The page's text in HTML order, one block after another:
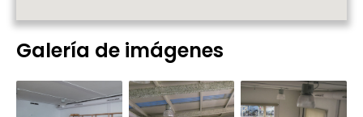
Galería de imágenes